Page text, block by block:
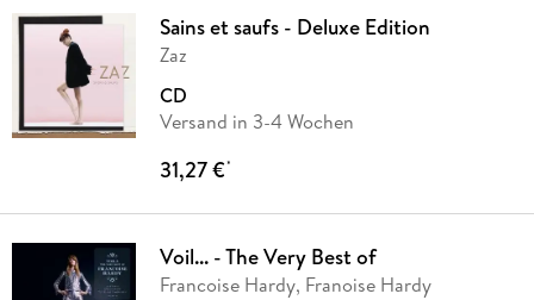
Sains et saufs - Deluxe Edition
Zaz
CD
Versand in 3-4 Wochen
31,27 €*
Voil... - The Very Best of
Francoise Hardy, Franoise Hardy